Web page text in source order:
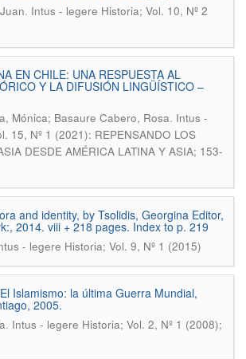
. Intus - legere Historia; Vol. 10, Nº 2
EN CHILE: UNA RESPUESTA AL
Y LA DIFUSIÓN LINGÜÍSTICO –
Mónica; Basaure Cabero, Rosa. Intus -
15, Nº 1 (2021): REPENSANDO LOS
DESDE AMÉRICA LATINA Y ASIA; 153-
and identity, by Tsolidis, Georgina Editor,
2014. viii + 218 pages. Index to p. 219
- legere Historia; Vol. 9, Nº 1 (2015)
Islamismo: la última Guerra Mundial,
2005.
. Intus - legere Historia; Vol. 2, Nº 1 (2008);